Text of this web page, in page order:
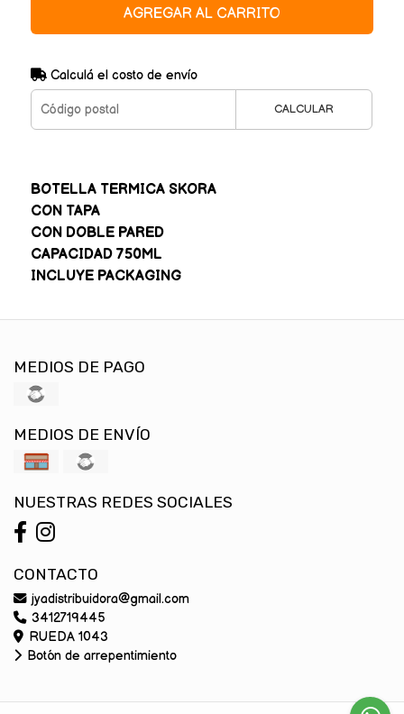
AGREGAR AL CARRITO
Calculá el costo de envío
CALCULAR
BOTELLA TERMICA SKORA
CON TAPA
CON DOBLE PARED
CAPACIDAD 750ML
INCLUYE PACKAGING
MEDIOS DE PAGO
MEDIOS DE ENVÍO
NUESTRAS REDES SOCIALES
CONTACTO
jyadistribuidora@gmail.com
3412719445
RUEDA 1043
Botón de arrepentimiento